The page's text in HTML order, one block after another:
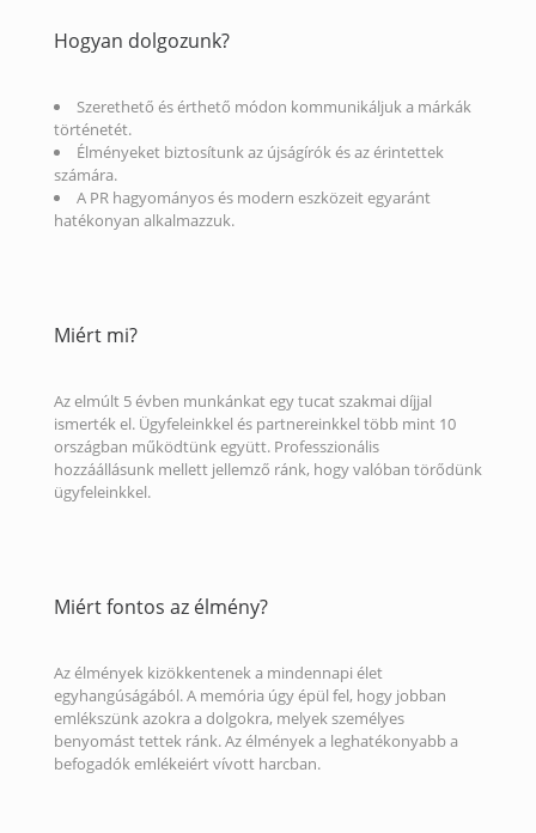
Hogyan dolgozunk?
Szerethető és érthető módon kommunikáljuk a márkák
történetét.
Élményeket biztosítunk az újságírók és az érintettek
számára.
A PR hagyományos és modern eszközeit egyaránt
hatékonyan alkalmazzuk.
Miért mi?
Az elmúlt 5 évben munkánkat egy tucat szakmai díjjal
ismerték el. Ügyfeleinkkel és partnereinkkel több mint 10
országban működtünk együtt. Professzionális
hozzáállásunk mellett jellemző ránk, hogy valóban törődünk
ügyfeleinkkel.
Miért fontos az élmény?
Az élmények kizökkentenek a mindennapi élet
egyhangúságából. A memória úgy épül fel, hogy jobban
emlékszünk azokra a dolgokra, melyek személyes
benyomást tettek ránk. Az élmények a leghatékonyabb a
befogadók emlékeiért vívott harcban.